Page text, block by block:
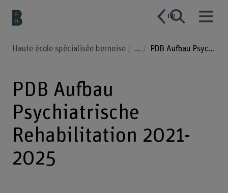
FR
Haute école spécialisée bernoise ... PDB Aufbau Psychiatrische Rehabilitation 2021-2025
PDB Aufbau
Psychiatrische
Rehabilitation 2021-
2025